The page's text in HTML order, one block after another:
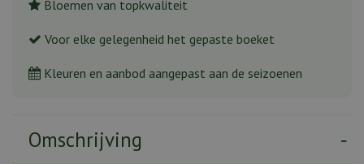
Bloemen van topkwaliteit
Voor elke gelegenheid het gepaste boeket
Kleuren en aanbod aangepast aan de seizoenen
Omschrijving